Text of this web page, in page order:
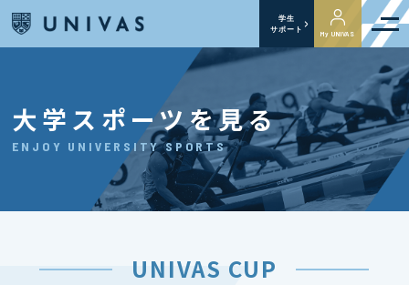
学生
サポート
My UNIVAS
大学スポーツを見る
ENJOY UNIVERSITY SPORTS
UNIVAS CUP